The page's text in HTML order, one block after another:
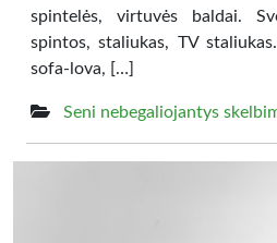
spintelės, virtuvės baldai.
spintos, staliukas, TV
sofa-lova, […]
Seni nebegaliojantys